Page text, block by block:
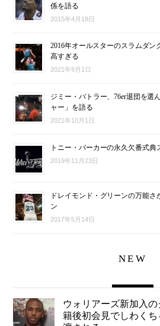
係を語る
2015年4月18日
2016年オールスターのスラムダ
高すぎる
2021年9月1日
ジミー・バトラー、76er退団を選
ャー」を語る
2021年10月1日
トニー・パーカーの永久欠番式典
2019年11月23日
ドレイモンド・グリーンの万能さ
ン
2017年5月14日
NEW
ウォリアーズ新加入
籍後初会見でしわく